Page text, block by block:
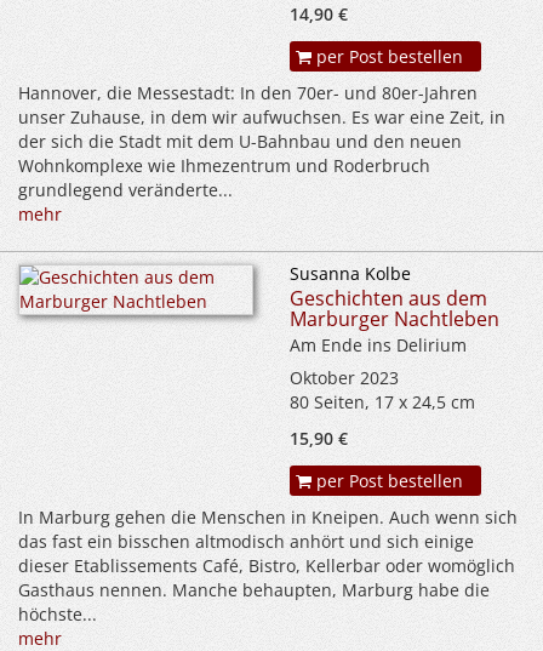
14,90 €
per Post bestellen
Hannover, die Messestadt: In den 70er- und 80er-Jahren
unser Zuhause, in dem wir aufwuchsen. Es war eine Zeit, in
der sich die Stadt mit dem U-Bahnbau und den neuen
Wohnkomplexe wie Ihmezentrum und Roderbruch
grundlegend veränderte...
mehr
Susanna Kolbe
Geschichten aus dem
Marburger Nachtleben
Am Ende ins Delirium
Oktober 2023
80 Seiten, 17 x 24,5 cm
15,90 €
per Post bestellen
In Marburg gehen die Menschen in Kneipen. Auch wenn sich
das fast ein bisschen altmodisch anhört und sich einige
dieser Etablissements Café, Bistro, Kellerbar oder womöglich
Gasthaus nennen. Manche behaupten, Marburg habe die
höchste...
mehr